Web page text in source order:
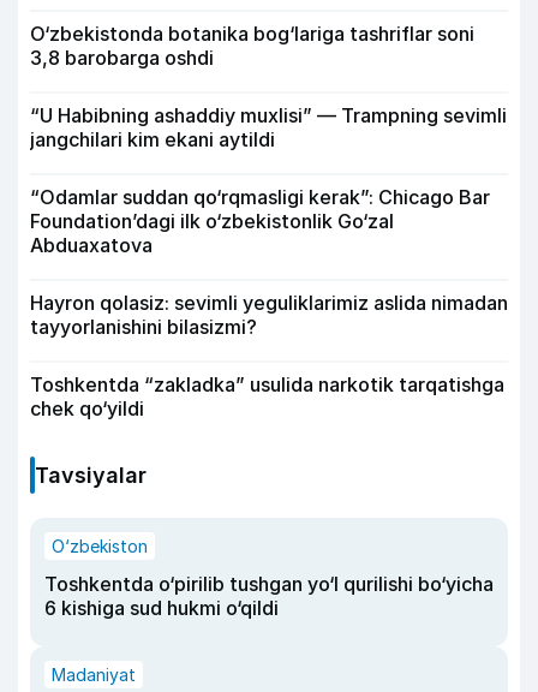
O‘zbekistonda botanika bog‘lariga tashriflar soni
3,8 barobarga oshdi
“U Habibning ashaddiy muxlisi” — Trampning sevimli
jangchilari kim ekani aytildi
“Odamlar suddan qo‘rqmasligi kerak”: Chicago Bar
Foundation’dagi ilk o‘zbekistonlik Go‘zal
Abduaxatova
Hayron qolasiz: sevimli yeguliklarimiz aslida nimadan
tayyorlanishini bilasizmi?
Toshkentda “zakladka” usulida narkotik tarqatishga
chek qo‘yildi
Tavsiyalar
O‘zbekiston
Toshkentda o‘pirilib tushgan yo‘l qurilishi bo‘yicha
6 kishiga sud hukmi o‘qildi
Madaniyat